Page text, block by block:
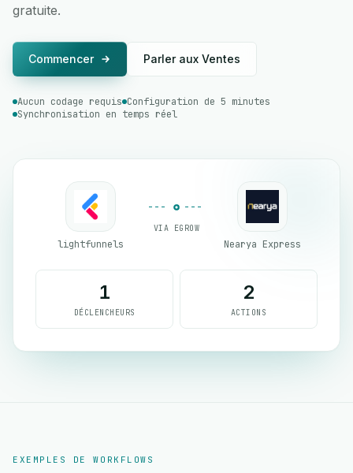
gratuite.
Commencer Parler aux Ventes
Aucun codage requis Configuration de 5 minutes
Synchronisation en temps réel
lightfunnels
VIA EGROW
Nearya Express
1
DÉCLENCHEURS
2
ACTIONS
EXEMPLES DE WORKFLOWS